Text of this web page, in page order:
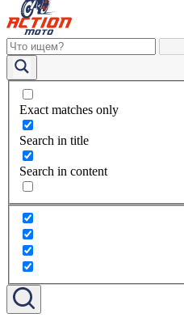
Exact matches only
Search in title
Search in content